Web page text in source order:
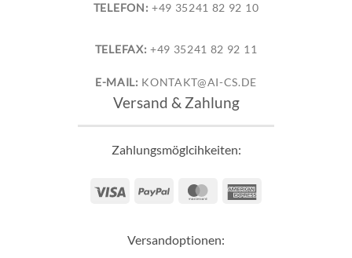
TELEFON: +49 35241 82 92 10
TELEFAX: +49 35241 82 92 11
E-MAIL: KONTAKT@AI-CS.DE
Versand & Zahlung
Zahlungsmöglcihkeiten:
Visa PayPal MasterCard
Versandoptionen: